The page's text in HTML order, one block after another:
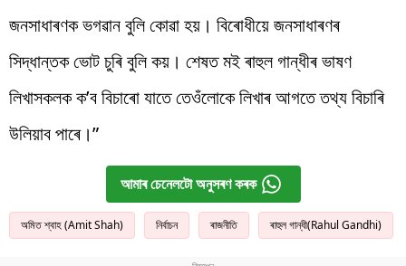
জনসাধাৰণক ভগৱান বুলি কোৱা হয়। বিৰোধীয়ে জনসাধাৰণৰ
সিদ্ধান্তক ভোট চুৰি বুলি কয়। শেষত মই ৰাহুল গান্ধীৰ ভাষণ
লিখাসকলক ক’ব বিচাৰো যাতে তেওঁলোকে লিখাৰ আগতে তথ্য বিচাৰি
উলিয়াব পাৰে।”
আমাৰ চেনেলটো অনুসৰণ কৰক
অমিত শ্বাহ (Amit Shah) নিৰ্বাচন ৰাজনীতি ৰাহুল গান্ধী(Rahul Gandhi)